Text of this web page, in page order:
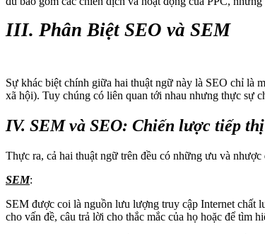
III. Phân Biệt SEO và SEM
Sự khác biệt chính giữa hai thuật ngữ này là SEO chỉ là
xã hội). Tuy chúng có liên quan tới nhau nhưng thực sự
IV. SEM và SEO: Chiến lược tiếp
Thực ra, cả hai thuật ngữ trên đều có những ưu và
SEM:
SEM được coi là nguồn lưu lượng truy cập Internet chất
cho vấn đề, câu trả lời cho thắc mắc của họ hoặc để tìm